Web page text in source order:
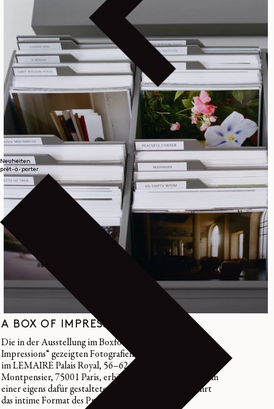
Neuheiten
prêt-à-porter
A BOX OF IMPRESSIONS
Die in der Ausstellung im Boxformat „A Box of
Impressions“ gezeigten Fotografien sind als Sammlerabzüge
im LEMAIRE Palais Royal, 56–62 Galerie de
Montpensier, 75001 Paris, erhältlich. Jeder Abzug wird in
einer eigens dafür gestalteten Box präsentiert und führt
das intime Format des Projekts fort.